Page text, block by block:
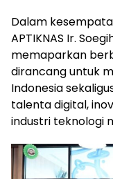
Dalam
APTIKNAS Ir.
memaparkan
dirancang untuk
Indonesia
talenta digital,
industri teknologi